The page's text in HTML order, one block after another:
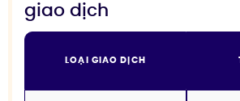
giao dịch
LOẠI GIAO DỊCH